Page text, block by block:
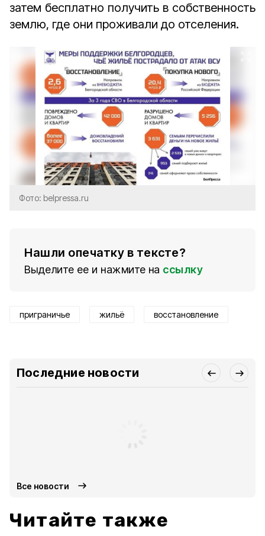
затем бесплатно получить в собственность
землю, где они проживали до отселения.
Фото: belpressa.ru
Нашли опечатку в тексте?
Выделите ее и нажмите на ссылку
приграничье жильё восстановление
Последние новости
Все новости
Читайте также